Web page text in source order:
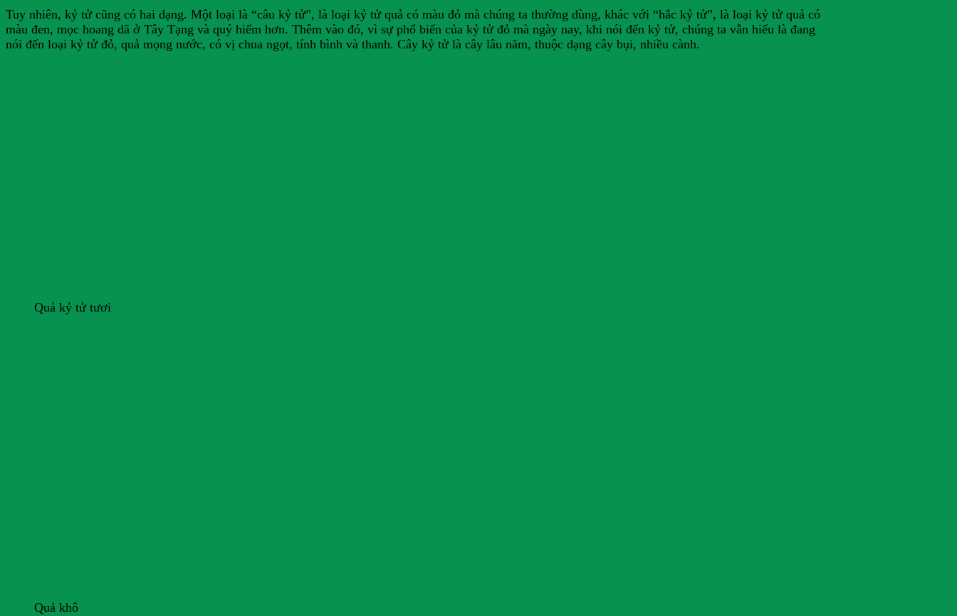
Tuy nhiên, kỷ tử cũng có hai dạng. Một loại là “câu kỷ tử”, là loại kỷ tử quả có màu đỏ mà chúng ta thường dùng, khác với “hắc kỷ tử”, là loại kỷ tử quả có
màu đen, mọc hoang dã ở Tây Tạng và quý hiếm hơn. Thêm vào đó, vì sự phổ biến của kỷ tử đỏ mà ngày nay, khi nói đến kỷ tử, chúng ta vẫn hiểu là đang
nói đến loại kỷ tử đỏ, quả mọng nước, có vị chua ngọt, tính bình và thanh. Cây kỷ tử là cây lâu năm, thuộc dạng cây bụi, nhiều cành.
Quả kỷ tử tươi
Quả khô